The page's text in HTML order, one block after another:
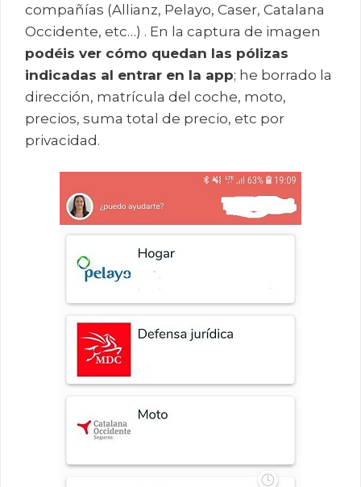
compañías (Allianz, Pelayo, Caser, Catalana
Occidente, etc…) . En la captura de imagen
podéis ver cómo quedan las pólizas
indicadas al entrar en la app; he borrado la
dirección, matrícula del coche, moto,
precios, suma total de precio, etc por
privacidad.